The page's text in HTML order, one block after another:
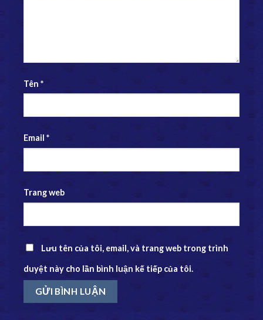
Tên *
Email *
Trang web
Lưu tên của tôi, email, và trang web trong trình
duyệt này cho lần bình luận kế tiếp của tôi.